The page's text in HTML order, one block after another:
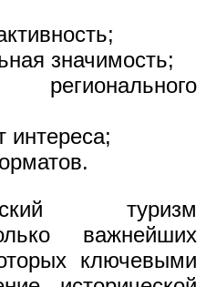
значимость;
регионального
интереса;
туризм
важнейших
ключевыми